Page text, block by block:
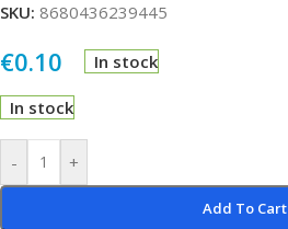
SKU: 8680436239445
€0.10 In stock
In stock
- +
Add To Cart
Alternative: